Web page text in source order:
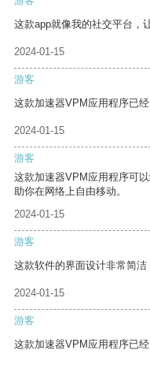
这款app就像我的社交平台，
2024-01-15
游客
这款加速器VPM应用程序已
2024-01-15
游客
这款加速器VPM应用程序可
助你在网络上自由移动。
2024-01-15
游客
这款软件的界面设计非常简洁
2024-01-15
游客
这款加速器VPM应用程序已